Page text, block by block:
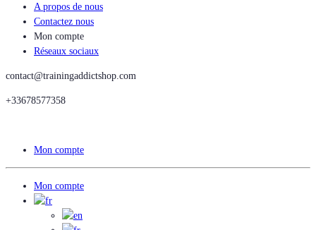
A propos de nous
Contactez nous
Mon compte
Réseaux sociaux
contact@trainingaddictshop.com
+33678577358
Mon compte
Mon compte